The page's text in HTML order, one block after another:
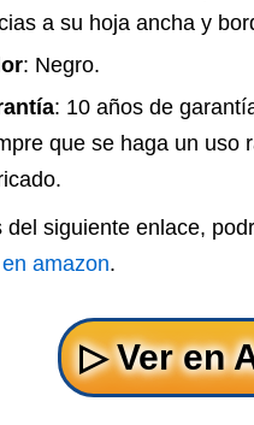
a su hoja ancha y
: Negro.
: 10 años de
que se haga un uso
del siguiente enlace,
amazon.